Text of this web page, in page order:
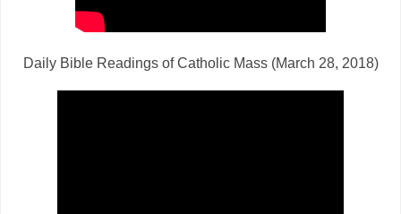
Daily Bible Readings of Catholic Mass (March 28, 2018)